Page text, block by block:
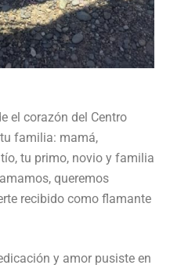
el corazón del Centro
familia: mamá,
tu primo, novio y familia
queremos
recibido como flamante
y amor pusiste en